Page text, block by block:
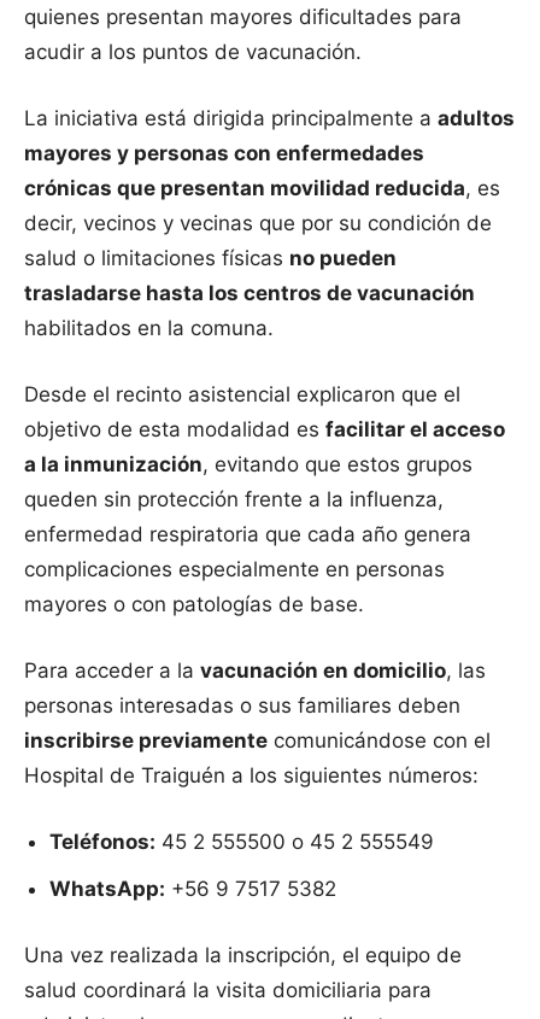
quienes presentan mayores dificultades para
acudir a los puntos de vacunación.
La iniciativa está dirigida principalmente a adultos
mayores y personas con enfermedades
crónicas que presentan movilidad reducida, es
decir, vecinos y vecinas que por su condición de
salud o limitaciones físicas no pueden
trasladarse hasta los centros de vacunación
habilitados en la comuna.
Desde el recinto asistencial explicaron que el
objetivo de esta modalidad es facilitar el acceso
a la inmunización, evitando que estos grupos
queden sin protección frente a la influenza,
enfermedad respiratoria que cada año genera
complicaciones especialmente en personas
mayores o con patologías de base.
Para acceder a la vacunación en domicilio, las
personas interesadas o sus familiares deben
inscribirse previamente comunicándose con el
Hospital de Traiguén a los siguientes números:
Teléfonos: 45 2 555500 o 45 2 555549
WhatsApp: +56 9 7517 5382
Una vez realizada la inscripción, el equipo de
salud coordinará la visita domiciliaria para